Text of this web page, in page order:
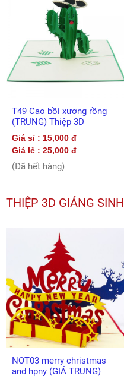
T49 Cao bồi xương rồng
(TRUNG) Thiệp 3D
Giá sỉ : 15,000 đ
Giá lẻ : 25,000 đ
(Đã hết hàng)
THIỆP 3D GIÁNG SINH
NOT03 merry christmas
and hpny (GIÁ TRUNG)